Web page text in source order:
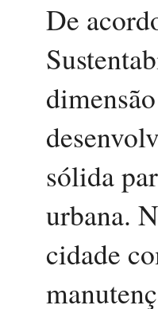
De
sólida
urbana.
cidade